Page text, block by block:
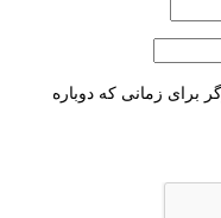
برای زمانی که دوباره